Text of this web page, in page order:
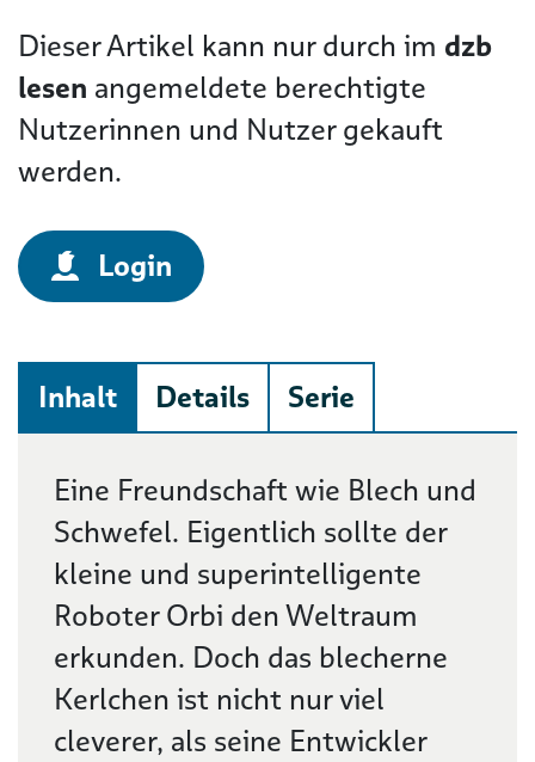
Dieser Artikel kann nur durch im dzb
lesen angemeldete berechtigte
Nutzerinnen und Nutzer gekauft
werden.
Login
Inhalt Details Serie
Beschreibung
Eine Freundschaft wie Blech und
Schwefel. Eigentlich sollte der
kleine und superintelligente
Roboter Orbi den Weltraum
erkunden. Doch das blecherne
Kerlchen ist nicht nur viel
cleverer, als seine Entwickler